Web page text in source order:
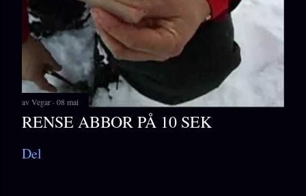
avVegar 08 mai
RENSE ABBOR PÅ 10 SEK
Del